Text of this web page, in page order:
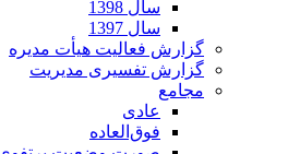
سال 1398
سال 1397
گزارش فعالیت هیأت مدیره
گزارش تفسیری مدیریت
مجامع
عادی
فوق‌العاده